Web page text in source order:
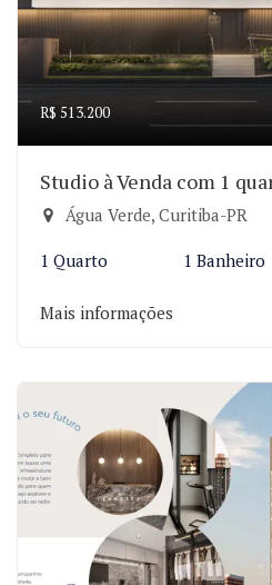
R$ 513.200
Studio à Venda com 1
Água Verde, Curitiba-PR
1 Quarto 1 Banheiro
Mais informações